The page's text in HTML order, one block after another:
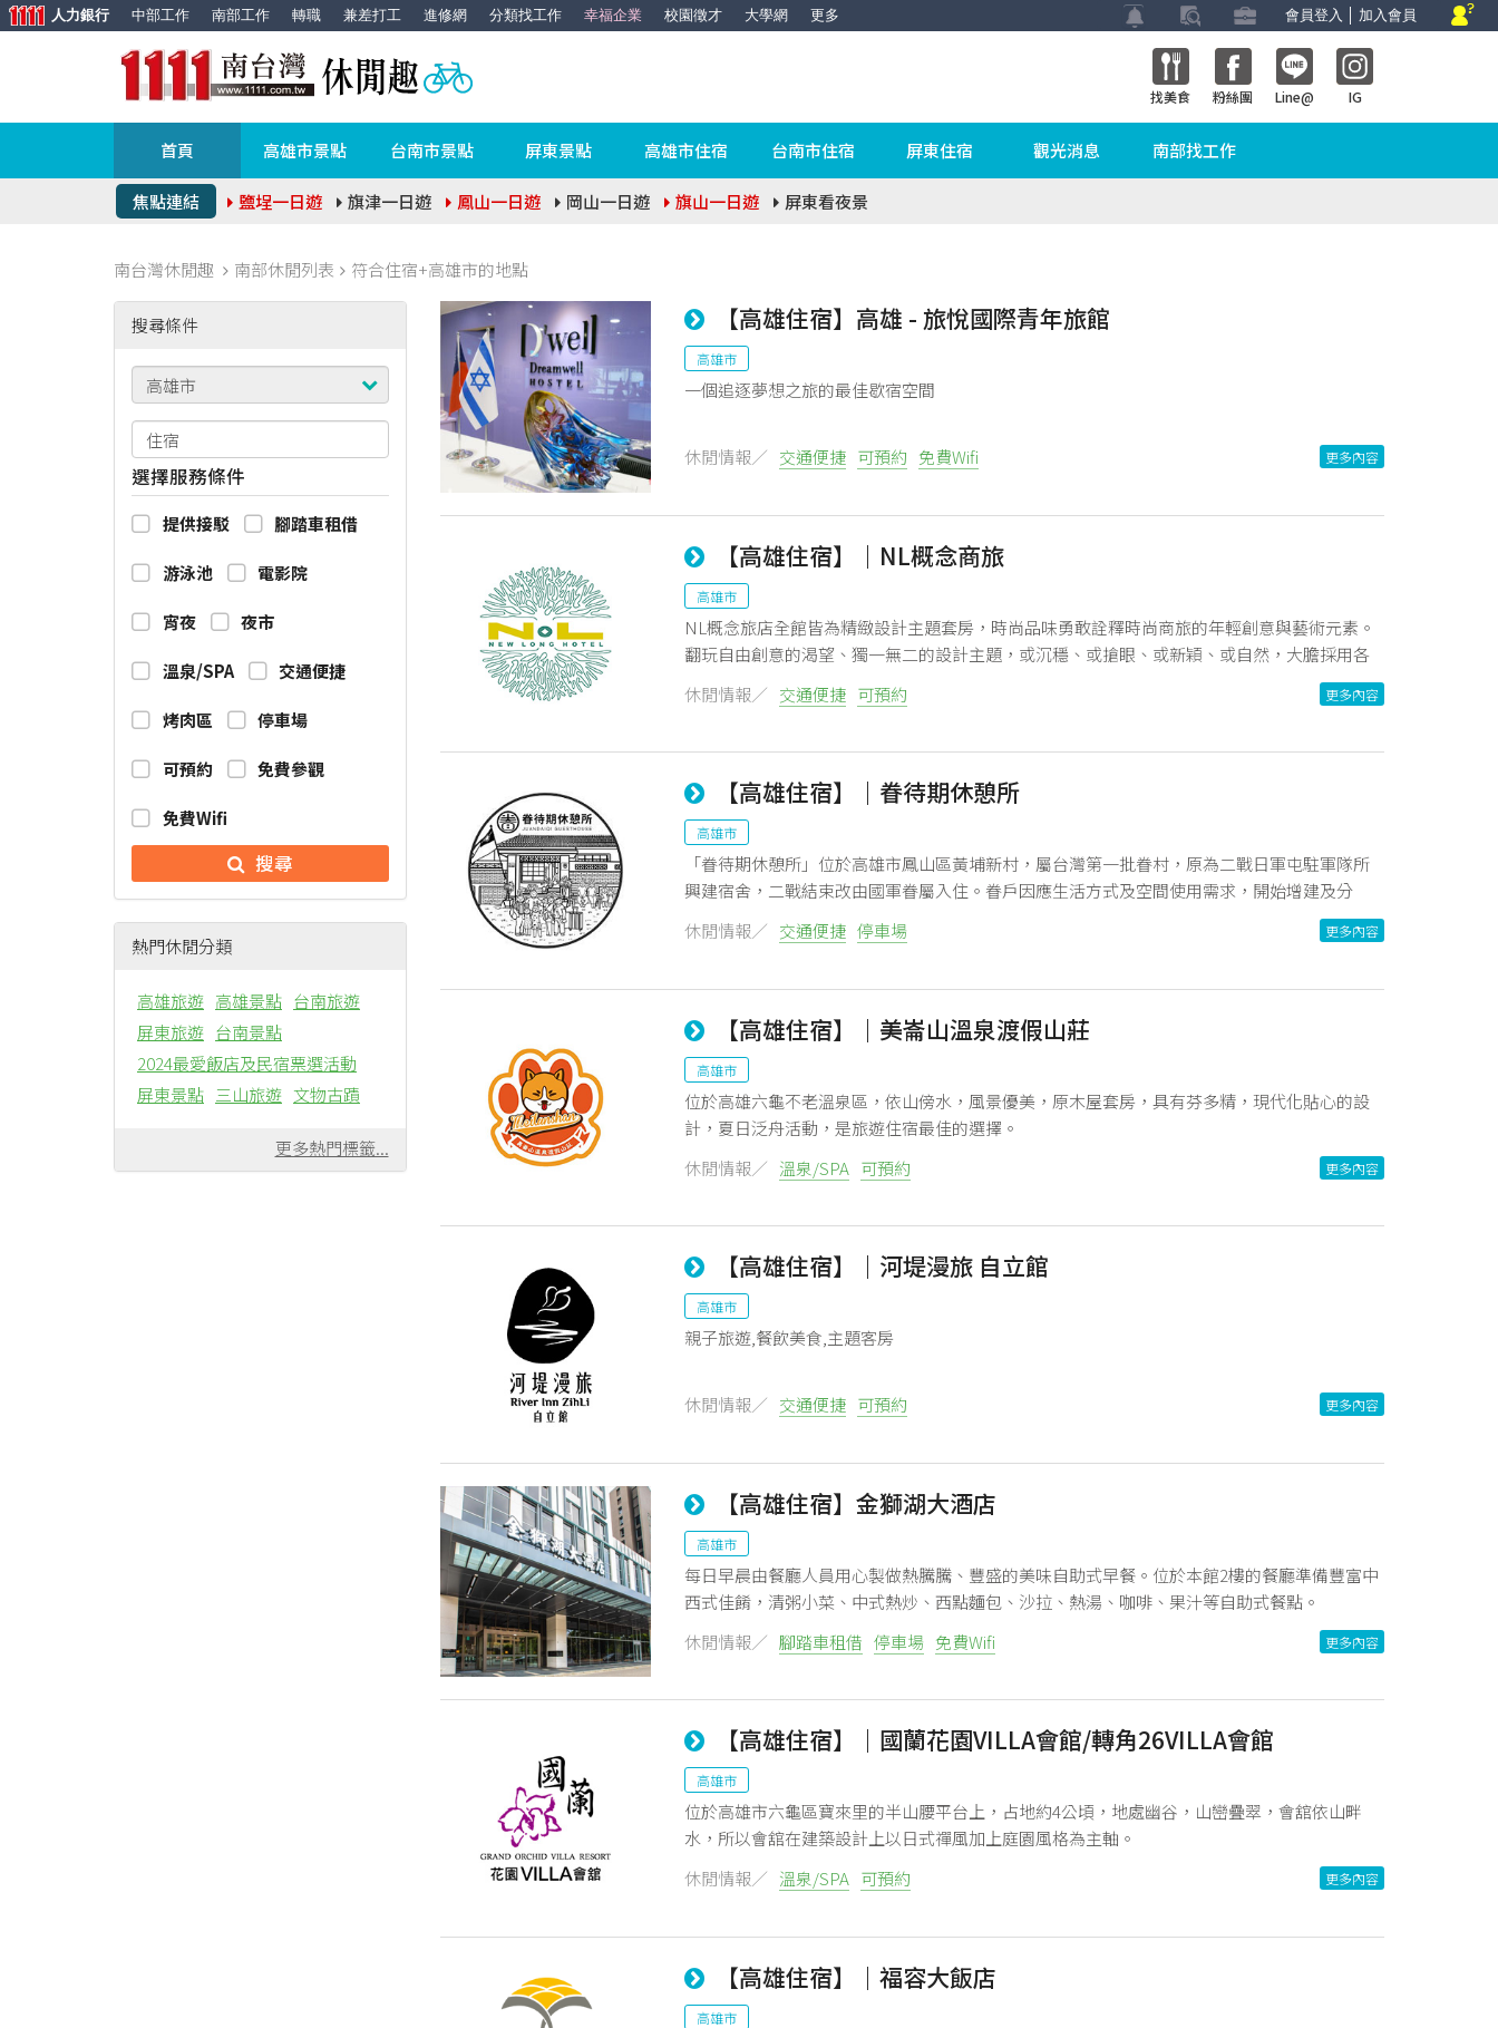
會員登入 加入會員
人力銀行 中部工作 南部工作 轉職 兼差打工 進修網 分類找工作 幸福企業 校園徵才 大學網 更多
找美食 粉絲團 Line@ IG
首頁 高雄市景點 台南市景點 屏東景點 高雄市住宿 台南市住宿 屏東住宿 觀光消息 南部找工作
焦點連結 鹽埕一日遊 旗津一日遊 鳳山一日遊 岡山一日遊 旗山一日遊 屏東看夜景
南台灣休閒趣 南部休閒列表 符合住宿+高雄市的地點
搜尋條件
選擇服務條件
提供接駁 腳踏車租借
游泳池 電影院
宵夜 夜市
溫泉/SPA 交通便捷
烤肉區 停車場
可預約 免費參觀
免費Wifi
搜尋
熱門休閒分類
高雄旅遊 高雄景點 台南旅遊
屏東旅遊 台南景點
2024最愛飯店及民宿票選活動
屏東景點 三山旅遊 文物古蹟
更多熱門標籤...
【高雄住宿】高雄 - 旅悅國際青年旅館
高雄市
一個追逐夢想之旅的最佳歇宿空間
休閒情報／ 交通便捷 可預約 免費Wifi 更多內容
【高雄住宿】｜NL概念商旅
高雄市
NL概念旅店全館皆為精緻設計主題套房，時尚品味勇敢詮釋時尚商旅的年輕創意與藝術元素。
翻玩自由創意的渴望、獨一無二的設計主題，或沉穩、或搶眼、或新穎、或自然，大膽採用各
休閒情報／ 交通便捷 可預約 更多內容
【高雄住宿】｜眷待期休憩所
高雄市
「眷待期休憩所」位於高雄市鳳山區黃埔新村，屬台灣第一批眷村，原為二戰日軍屯駐軍隊所
興建宿舍，二戰結束改由國軍眷屬入住。眷戶因應生活方式及空間使用需求，開始增建及分
隔，也衍生出了日式建築與中式生活融合的特殊建物景象。而眷待，意有接待、愛重款待之
意；取其意及趣味諧音，希望來此休憩旅人，在此體驗早期眷村生活樣貌，亦能在美好住宿體
休閒情報／ 交通便捷 停車場 更多內容
【高雄住宿】｜美崙山溫泉渡假山莊
高雄市
位於高雄六龜不老溫泉區，依山傍水，風景優美，原木屋套房，具有芬多精，現代化貼心的設
計，夏日泛舟活動，是旅遊住宿最佳的選擇。
休閒情報／ 溫泉/SPA 可預約 更多內容
【高雄住宿】｜河堤漫旅 自立館
高雄市
親子旅遊,餐飲美食,主題客房
休閒情報／ 交通便捷 可預約 更多內容
【高雄住宿】金獅湖大酒店
高雄市
每日早晨由餐廳人員用心製做熱騰騰、豐盛的美味自助式早餐。位於本館2樓的餐廳準備豐富中
西式佳餚，清粥小菜、中式熱炒、西點麵包、沙拉、熱湯、咖啡、果汁等自助式餐點。
休閒情報／ 腳踏車租借 停車場 免費Wifi 更多內容
【高雄住宿】｜國蘭花園VILLA會館/轉角26VILLA會館
高雄市
位於高雄市六龜區寶來里的半山腰平台上，占地約4公頃，地處幽谷，山巒疊翠，會舘依山畔
水，所以會舘在建築設計上以日式禪風加上庭園風格為主軸。
休閒情報／ 溫泉/SPA 可預約 更多內容
【高雄住宿】｜福容大飯店
高雄市